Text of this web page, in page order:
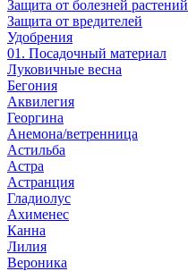
Защита от болезней растений
Защита от вредителей
Удобрения
01. Посадочный материал
Луковичные весна
Бегония
Аквилегия
Георгина
Анемона/ветренница
Астильба
Астра
Астранция
Гладиолус
Ахименес
Канна
Лилия
Вероника